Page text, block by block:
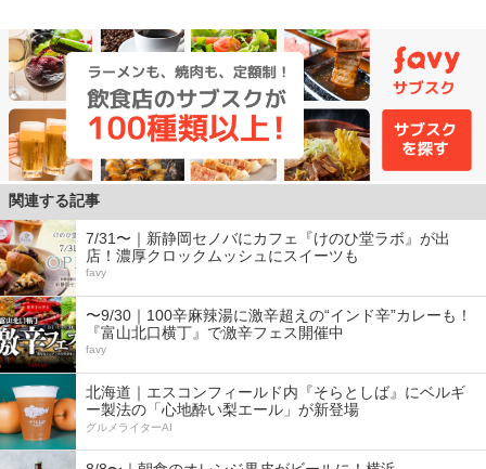
関連する記事
7/31〜｜新静岡セノバにカフェ『けのひ堂ラボ』が出
店！濃厚クロックムッシュにスイーツも
favy
〜9/30｜100辛麻辣湯に激辛超えの“インド辛”カレーも！
『富山北口横丁』で激辛フェス開催中
favy
北海道｜エスコンフィールド内『そらとしば』にベルギ
ー製法の「心地酔い梨エール」が新登場
グルメライターAI